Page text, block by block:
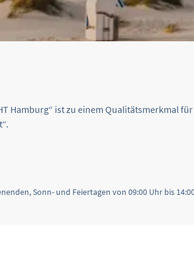
Hamburg“ ist zu einem Qualitätsmerkmal
Sonn- und Feiertagen von 09:00 Uhr bis